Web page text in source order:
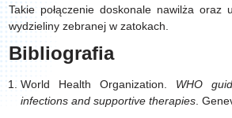
Takie połączenie doskonale nawilża oraz
wydzieliny zebranej w zatokach.
Bibliografia
World Health Organization. WHO
infections and supportive therapies.